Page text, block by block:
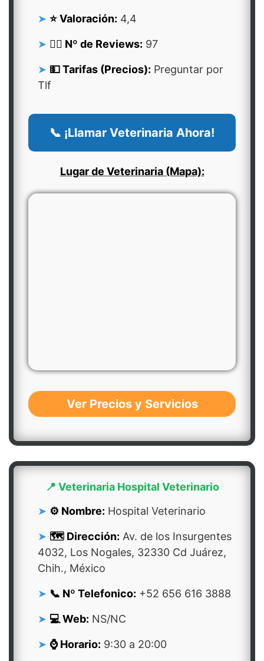
⭐ Valoración: 4,4
👍🏻 Nº de Reviews: 97
💵 Tarifas (Precios): Preguntar por
Tlf
📞 ¡Llamar Veterinaria Ahora!
Lugar de Veterinaria (Mapa):
Ver Precios y Servicios
📍 Veterinaria Hospital Veterinario
⚙️ Nombre: Hospital Veterinario
🗺️ Dirección: Av. de los Insurgentes
4032, Los Nogales, 32330 Cd Juárez,
Chih., México
📞 Nº Telefonico: +52 656 616 3888
💻 Web: NS/NC
⌚ Horario: 9:30 a 20:00